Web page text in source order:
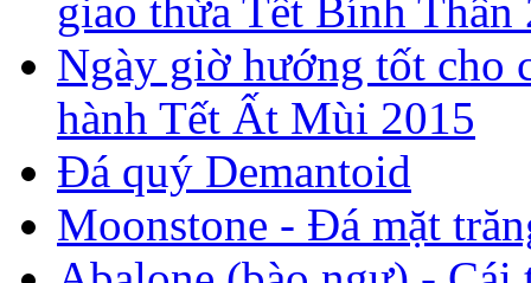
giao thừa Tết Bính Thân
Ngày giờ hướng tốt cho
hành Tết Ất Mùi 2015
Đá quý Demantoid
Moonstone - Đá mặt